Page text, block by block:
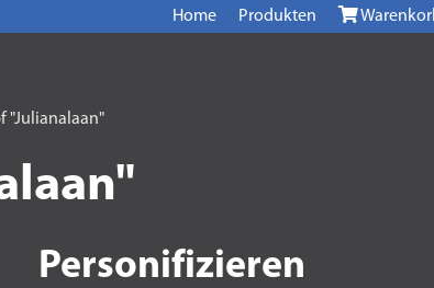
Home Produkten
"Julianalaan"
Personifizieren